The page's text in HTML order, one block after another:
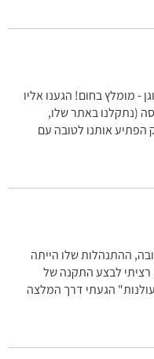
- מומלץ בחום! הגענו אליו
(נתקלנו באתר שלו,
הפתיע אותנו לטובה עם
ההתנהלות שלו הייתה
רציתי לבצע התקנה של
הגעתי דרך המלצה